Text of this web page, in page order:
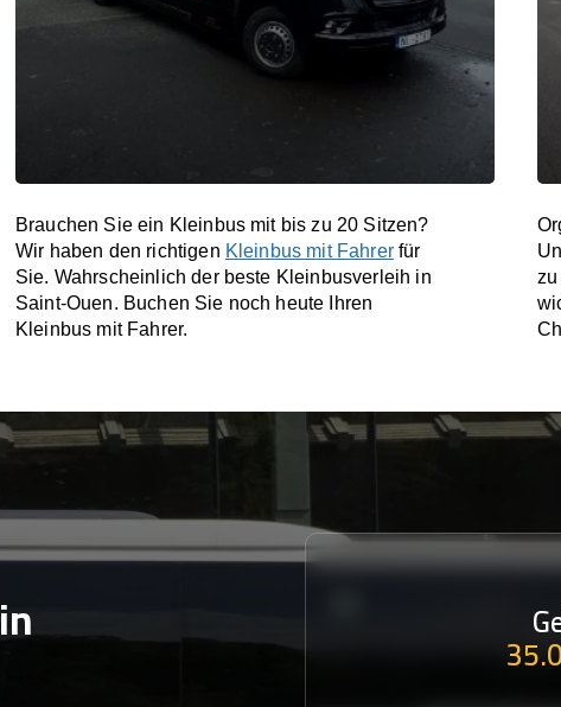
Brauchen Sie ein Kleinbus mit bis zu 20 Sitzen?
Wir haben den richtigen Kleinbus mit Fahrerfür
Sie. Wahrscheinlich der beste Kleinbusverleih in
Saint-Ouen. Buchen Sie noch heute Ihren
Kleinbus mit Fahrer.
in